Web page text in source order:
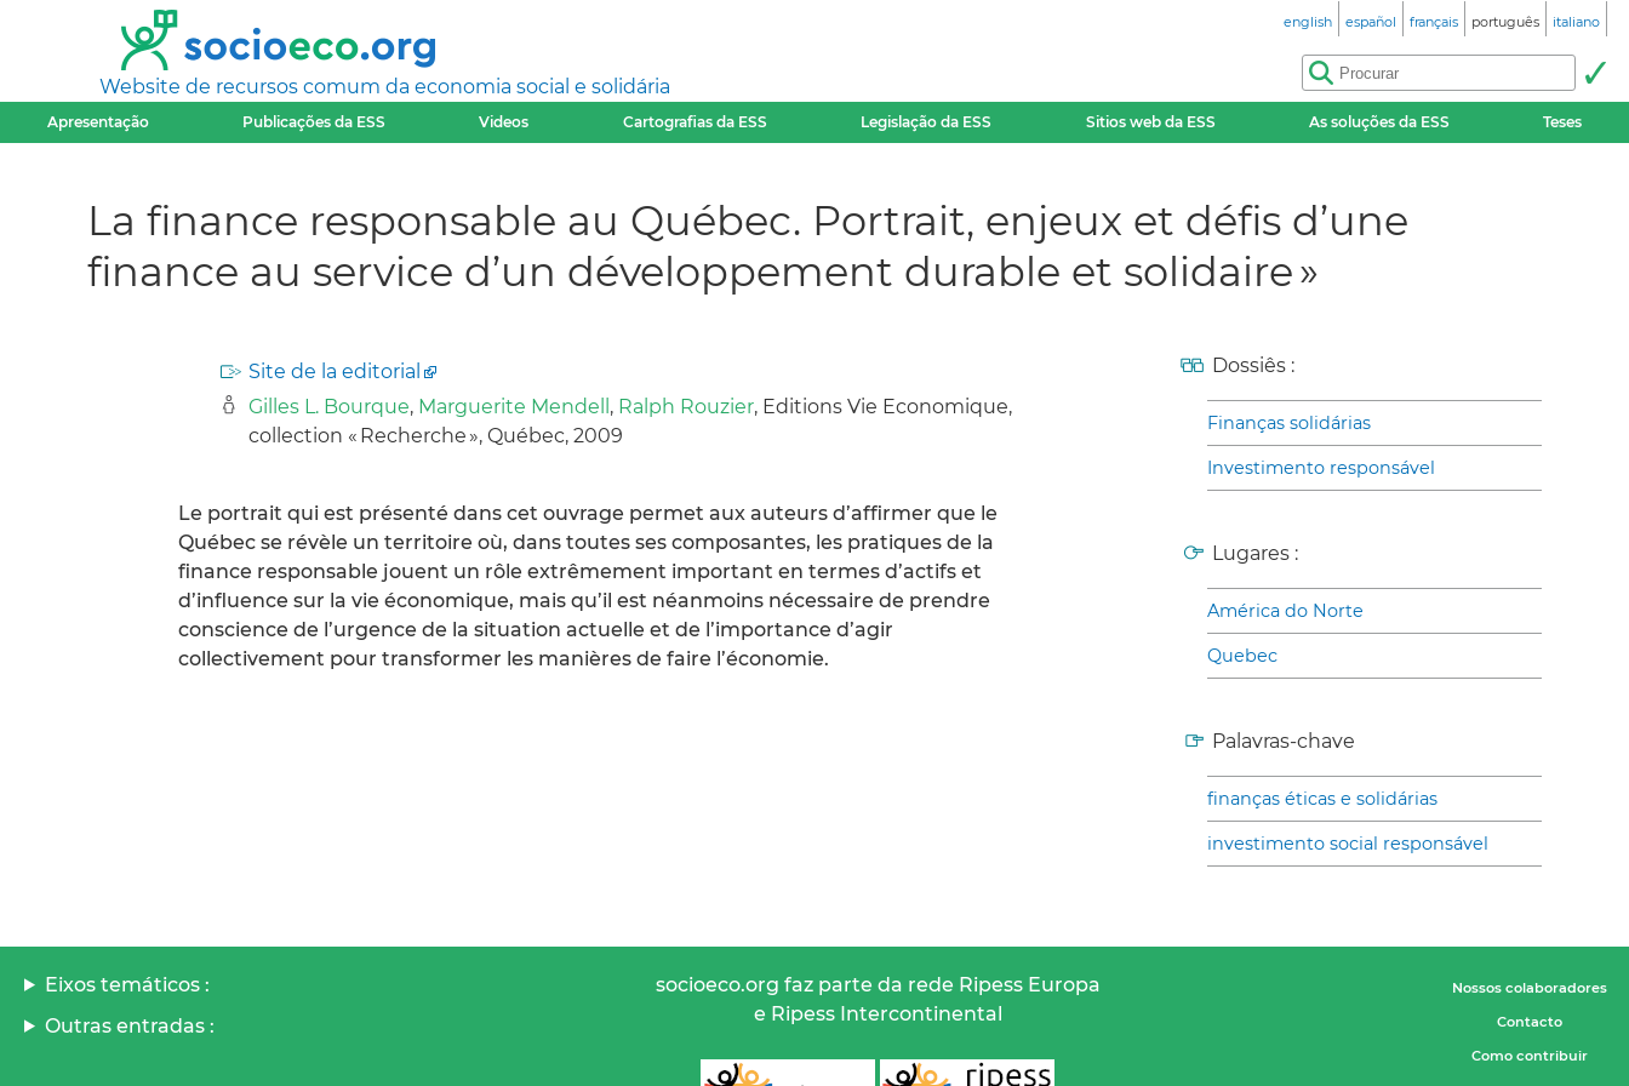
Website de recursos comum da economia social e solidária
english español français português italiano
Apresentação Publicações da ESS Videos Cartografias da ESS Legislação da ESS Sitios web da ESS As soluções da ESS Teses
La finance responsable au Québec. Portrait, enjeux et défis d’une
finance au service d’un développement durable et solidaire »
Site de la editorial
Gilles L. Bourque, Marguerite Mendell , Ralph Rouzier, Editions Vie Economique,
collection « Recherche », Québec, 2009
Le portrait qui est présenté dans cet ouvrage permet aux auteurs d’affirmer que le
Québec se révèle un territoire où, dans toutes ses composantes, les pratiques de la
finance responsable jouent un rôle extrêmement important en termes d’actifs et
d’influence sur la vie économique, mais qu’il est néanmoins nécessaire de prendre
conscience de l’urgence de la situation actuelle et de l’importance d’agir
collectivement pour transformer les manières de faire l’économie.
Dossiês :
Finanças solidárias
Investimento responsável
Lugares :
América do Norte
Quebec
Palavras-chave
finanças éticas e solidárias
investimento social responsável
Eixos temáticos :
Outras entradas :
socioeco.org faz parte da rede Ripess Europa
e Ripess Intercontinental
Nossos colaboradores
Contacto
Como contribuir